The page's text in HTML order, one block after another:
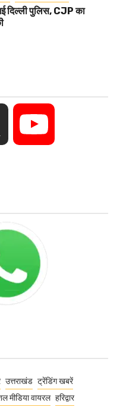
दिल्ली पुलिस, CJP का
उत्तराखंड ट्रेंडिंग खबरें
मीडिया वायरल हरिद्वार